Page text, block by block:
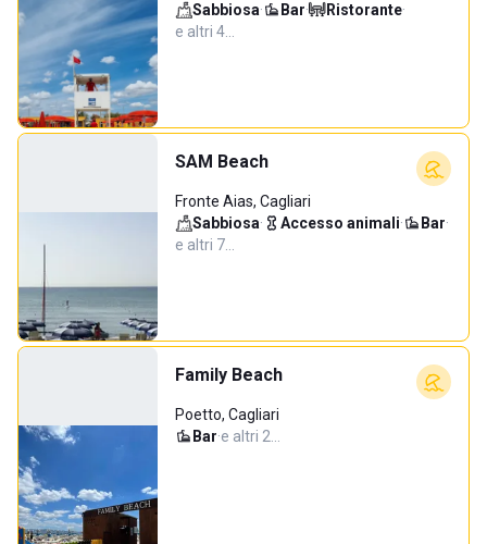
Sabbiosa· Bar· Ristorante·
e altri 4…
SAM Beach
Fronte Aias, Cagliari
Sabbiosa· Accesso animali· Bar·
e altri 7…
Family Beach
Poetto, Cagliari
Bar·e altri 2…